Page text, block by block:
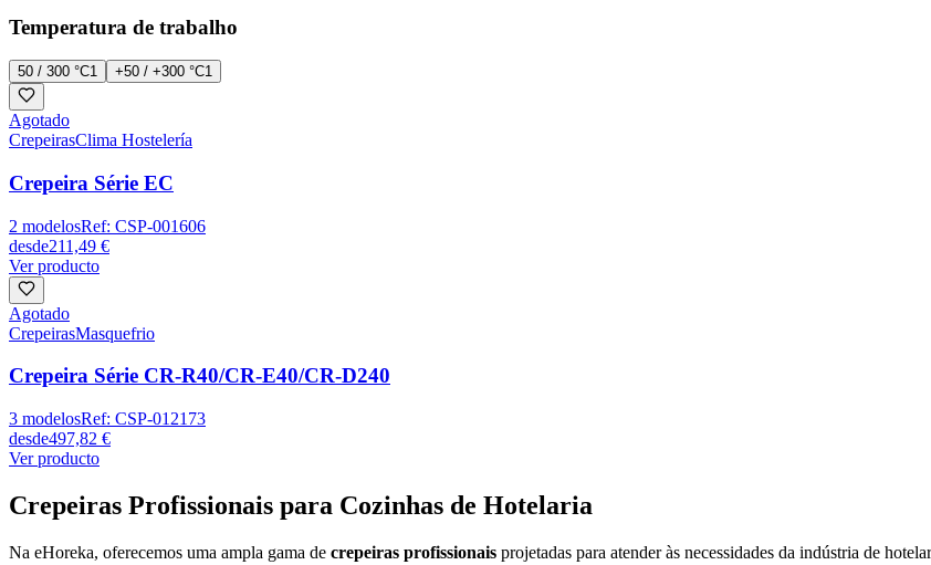
Temperatura de trabalho
50 / 300 °C1 +50 / +300 °C1
Agotado
CrepeirasClima Hostelería
Crepeira Série EC
2 modelosRef: CSP-001606
desde211,49 €
Ver producto
Agotado
CrepeirasMasquefrio
Crepeira Série CR-R40/CR-E40/CR-D240
3 modelosRef: CSP-012173
desde497,82 €
Ver producto
Crepeiras Profissionais para Cozinhas de Hotelaria
Na eHoreka, oferecemos uma ampla gama de crepeiras profissionais projetadas para atender às necessidades da indústria de